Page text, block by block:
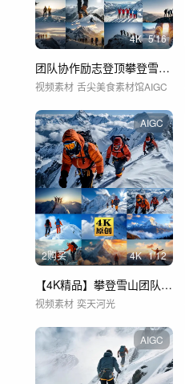
4K 5'16
团队协作励志登顶攀登雪山勇往直前展望未来
视频素材 舌尖美食素材馆AIGC
AIGC
2购买 4K 1'12
【4K精品】攀登雪山团队励志徒步
视频素材 奕天河光
AIGC